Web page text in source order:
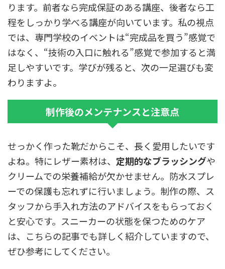
ります。前者なら完成保証のある講座、後者なら工
程をしっかり学べる講座が向いています。私の視点
では、専門学校のイベントは“完成品を買う”感覚で
はなく、“技術の入口に触れる”感覚で参加すると満
足しやすいです。学びが残ると、次の一足選びも変
わりますよ。
制作後のメンテナンスと注意点
せっかく作った靴だからこそ、長く愛用したいです
よね。特にレザー素材は、 定期的なブラッシングや
クリームでの栄養補給が欠かせません。防水スプレ
ーでの保護も忘れずに行いましょう。制作の際、ス
タッフから手入れ方法のアドバイスをもらっておく
と安心です。スニーカーの状態を保つためのケア
は、こちらの記事でも詳しく紹介していますので、
ぜひ参考にしてください。